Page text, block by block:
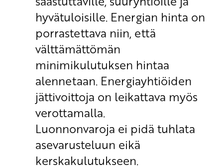
hyvätuloisille. Energian hinta on
porrastettava niin, että
välttämättömän
minimikulutuksen hintaa
alennetaan. Energiayhtiöiden
jättivoittoja on leikattava myös
verottamalla.
Luonnonvaroja ei pidä tuhlata
asevarusteluun eikä
kerskakulutukseen.